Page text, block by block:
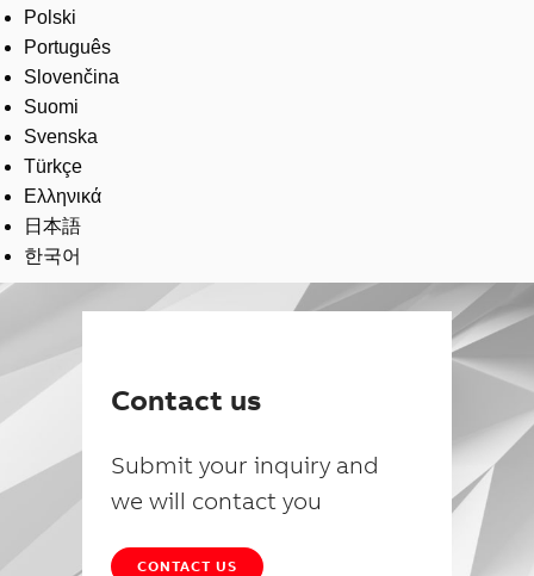
Polski
Português
Slovenčina
Suomi
Svenska
Türkçe
Ελληνικά
日本語
한국어
Contact us
Submit your inquiry and
we will contact you
CONTACT US